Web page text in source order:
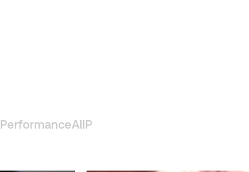
PerformanceAIIPGogumafarm